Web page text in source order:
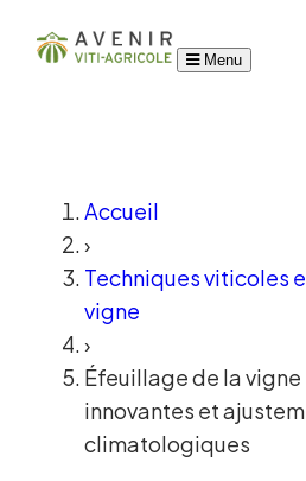
Menu
Accueil
›
Techniques viticoles
vigne
›
Éfeuillage de la
innovantes et
climatologiques